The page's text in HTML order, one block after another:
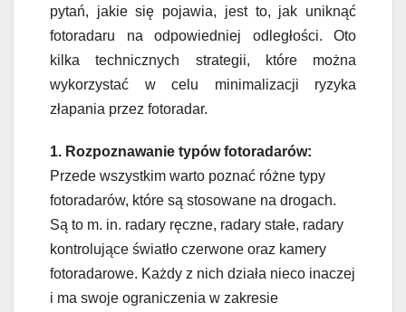
pytań, jakie się pojawia, jest to, jak uniknąć
fotoradaru na odpowiedniej odległości. Oto
kilka technicznych strategii, które można
wykorzystać w celu minimalizacji ryzyka
złapania przez fotoradar.
1. Rozpoznawanie typów fotoradarów:
Przede wszystkim warto poznać różne typy
fotoradarów, które są stosowane na drogach.
Są to m. in. radary ręczne, radary stałe, radary
kontrolujące światło czerwone oraz kamery
fotoradarowe. Każdy z nich działa nieco inaczej
i ma swoje ograniczenia w zakresie